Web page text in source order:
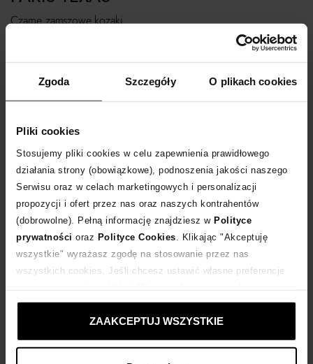
Zgoda Szczegóły O plikach cookies
Pliki cookies
Stosujemy pliki cookies w celu zapewnienia prawidłowego
działania strony (obowiązkowe), podnoszenia jakości naszego
Serwisu oraz w celach marketingowych i personalizacji
propozycji i ofert przez nas oraz naszych kontrahentów
(dobrowolne). Pełną informację znajdziesz w Polityce
prywatności oraz Polityce Cookies . Klikając "Akceptuję
wszystkie" wyrażasz zgodę na stosowanie przez nas
wszystkich cookies. Jeśli chcesz ustawić własne preferencje
ustawienia prywatności.
ZAAKCEPTUJ WSZYSTKIE
Czarne zamszowe kozaki
Rozmiarówka standardowa
Tabela rozmiarów
POWIADOM O DOSTAWIE
Dostawa od 0 zł
14 dni na zwrot towaru
Kup teraz, Zapłać później!